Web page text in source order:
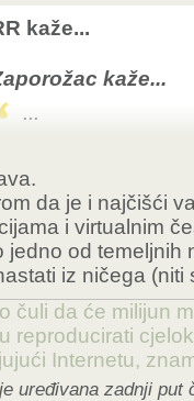
kaže...
kaže...
...
se pitamo "u što
stvara više
se udaljava?
da je i najčišći
i virtualnim
jedno od temeljnih
iz ničega (niti
čuli da će milijun
reproducirati
Internetu,
uređivana zadnji put